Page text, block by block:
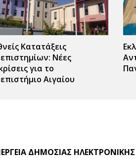
Κατατάξεις
Νέες
για το
Αιγαίου
ΔΗΜΟΣΙΑΣ